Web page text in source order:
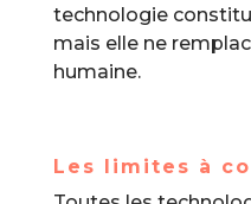
technologie
mais elle ne
humaine.
Les limites à